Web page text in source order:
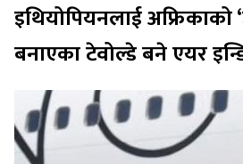
इथियोपियनलाई अफ्रिकाको
बनाएका टेवोल्डे बने एयर